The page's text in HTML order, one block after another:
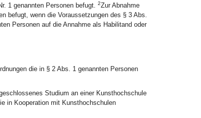
1 genannten Personen befugt. 2Zur Abnahme
befugt, wenn die Voraussetzungen des § 3 Abs.
Personen auf die Annahme als Habilitand oder
die in § 2 Abs. 1 genannten Personen
Studium an einer Kunsthochschule
in Kooperation mit Kunsthochschulen